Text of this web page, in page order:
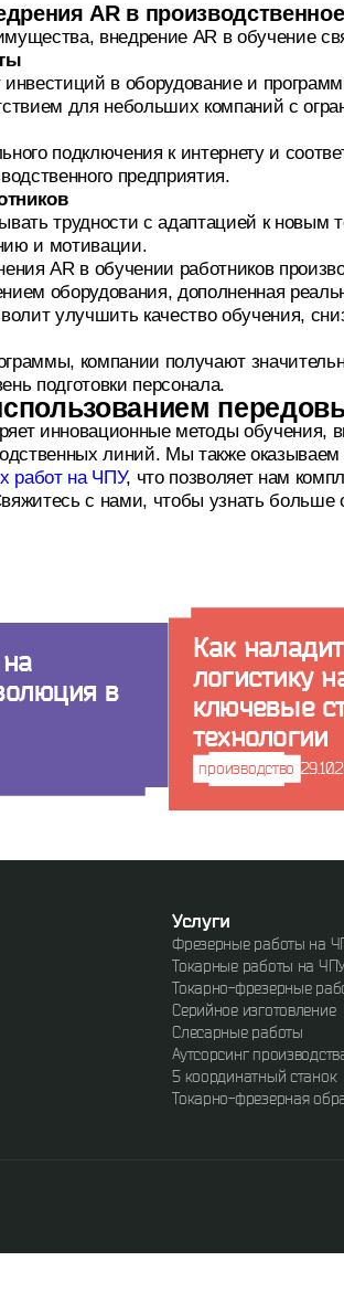
AR в
внедрение AR в обучение
инвестиций в оборудование и
для небольших компаний с
подключения к интернету и
предприятия.
трудности с адаптацией к новым
и мотивации.
AR в обучении работников
оборудования, дополненная
улучшить качество обучения,
компании получают
подготовки персонала.
инновационные методы обучения,
линий. Мы также
работ на ЧПУ, что позволяет нам
с нами, чтобы узнать
в
Как
логистику
ключевые
технологии
производство
Услуги
Фрезерные работы на
Токарные работы на
Токарно-фрезерные
Серийное изготовление
Слесарные работы
Аутсорсинг
5 координатный станок
Токарно-фрезерная